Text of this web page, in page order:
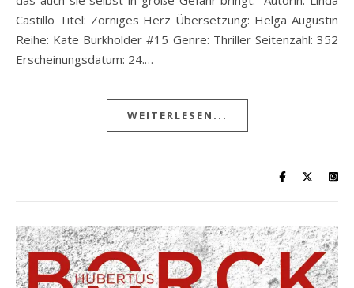
Castillo Titel: Zorniges Herz Übersetzung: Helga Augustin
Reihe: Kate Burkholder #15 Genre: Thriller Seitenzahl: 352
Erscheinungsdatum: 24.…
WEITERLESEN...